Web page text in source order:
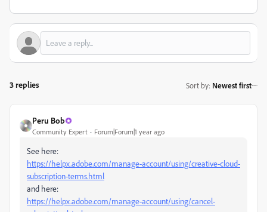
3 replies Sort by: Newest first
Peru Bob
Community Expert Forum|Forum|1 year ago
See here:
https://helpx.adobe.com/manage-account/using/creative-cloud-
subscription-terms.html
and here:
https://helpx.adobe.com/manage-account/using/cancel-